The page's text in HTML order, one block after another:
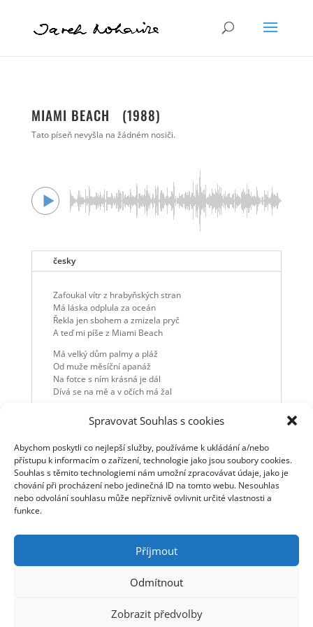
Spravovat Souhlas s cookies
Abychom poskytli co nejlepší služby, používáme k ukládání a/nebo
přístupu k informacím o zařízení, technologie jako jsou soubory cookies.
Souhlas s těmito technologiemi nám umožní zpracovávat údaje, jako je
chování při procházení nebo jedinečná ID na tomto webu. Nesouhlas
nebo odvolání souhlasu může nepříznivě ovlivnit určité vlastnosti a
funkce.
Příjmout
Odmítnout
Zobrazit předvolby
MIAMI BEACH (1988)
Tato píseň nevyšla na žádném nosiči.
česky
Zafoukal vítr z hrabyňských stran
Má láska odplula za oceán
Řekla jen sbohem a zmizela pryč
A teď mi píše z Miami Beach
Má velký dům palmy a pláž
Od muže měsíční apanáž
Na fotce s ním krásná je dál
Dívá se na mě a v očích má žal
Najmi si v Benátkách dřevěnou loď
Nenech mě zahynout miláčku můj
V hrabyňských lesích rozkvetl hloh
A já bych plul jen kdybych moh
Jen kdybych mohl jen kdybych směl
Linhart | Webhosting: ha-vel |Webarchivováno